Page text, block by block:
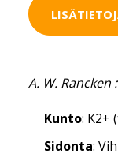
A. W.
Kunto: K2+
Sidonta: